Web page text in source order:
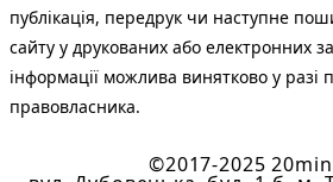
публiкацiя, передрук чи наступне
сайту у друкованих або електронних
інформації можлива винятково у разі
правовласника.
©2017-2025